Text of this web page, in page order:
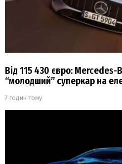
Від 115 430 євро: Mercedes-
“молодший” суперкар на
7 годин тому